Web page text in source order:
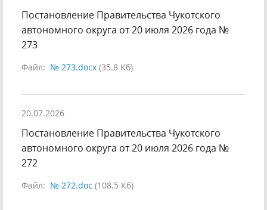
Постановление Правительства Чукотского
автономного округа от 20 июля 2026 года №
273
Файл: № 273.docx (35.8 Кб)
20.07.2026
Постановление Правительства Чукотского
автономного округа от 20 июля 2026 года №
272
Файл: № 272.doc (108.5 Кб)